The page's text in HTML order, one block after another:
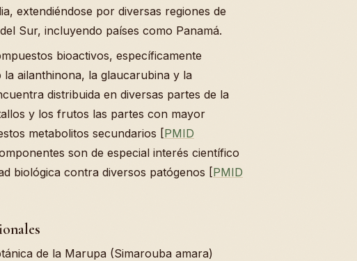
extendiéndose por diversas regiones de
Sur, incluyendo países como Panamá.
bioactivos, específicamente
la ailanthinona, la glaucarubina y la
distribuida en diversas partes de la
y los frutos las partes con mayor
metabolitos secundarios [PMID
son de especial interés científico
biológica contra diversos patógenos [PMID
de la Marupa (Simarouba amara)